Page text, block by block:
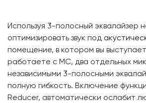
Используя 3-полосный эквалайзер
оптимизировать звук под
помещение, в котором вы
работаете с MC, два отдельных
независимыми 3-полосными
полную гибкость. Включение
Reducer, автоматически ослабит